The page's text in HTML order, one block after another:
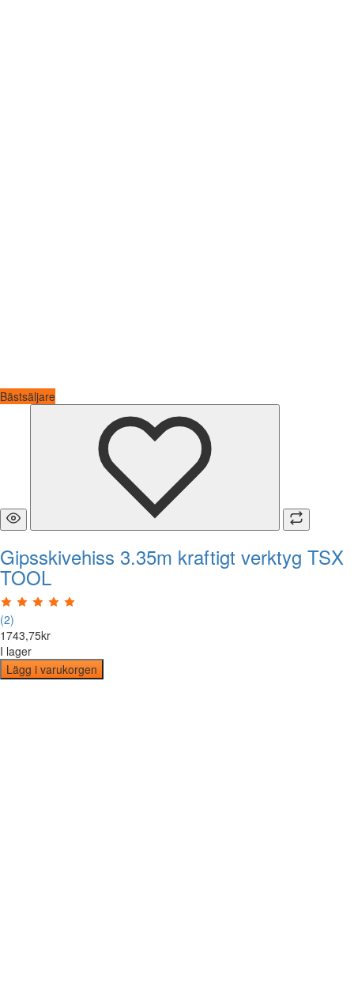
Bästsäljare
Gipsskivehiss 3.35m kraftigt verktyg TSX
TOOL
(2)
1743,75kr
I lager
Lägg i varukorgen